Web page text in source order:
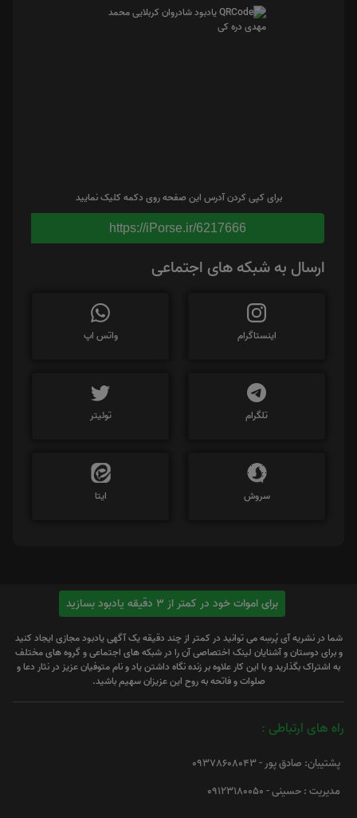
برای کپی کردن آدرس این صفحه روی دکمه کلیک نمایید
https://iPorse.ir/6217666
ارسال به شبکه های اجتماعی
اینستاگرام واتس اپ
تلگرام توئیتر
سروش ایتا
برای اموات خود در کمتر از 3 دقیقه یادبود بسازید
شما در نشریه آی پُرسِه می توانید در کمتر از چند دقیقه یک آگهی یادبود مجازی ایجاد کنید
و برای دوستان و آشنایان لینک اختصاصی آن را در شبکه های اجتماعی و گروه های مختلف
به اشتراک بگذارید و با این کار علاوه بر زنده نگاه داشتن یاد و نام متوفیان عزیز در نثار دعا و
صلوات و فاتحه به روح این عزیزان سهیم باشید.
راه های ارتباطی :
پشتیبان: صادق پور - 09378608043
مدیریت : حسینی - 09123180050